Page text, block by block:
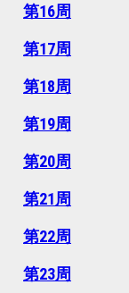
第16周
第17周
第18周
第19周
第20周
第21周
第22周
第23周